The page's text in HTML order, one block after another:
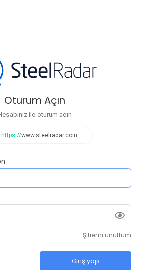
Oturum Açın
ile oturum açın
https://www.steelradar.com
Şifremi unuttum
Giriş yap